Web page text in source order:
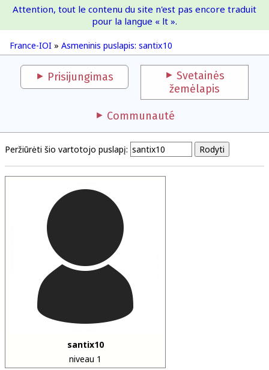
France-IOI
France-IOI » Asmeninis puslapis: santix10
Attention, tout le contenu du site n'est pas encore traduit
pour la langue « lt ».
Prisijungimas
Svetainės
žemėlapis
Communauté
Peržiūrėti šio vartotojo puslapį:
santix10
niveau 1